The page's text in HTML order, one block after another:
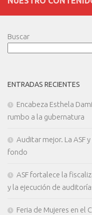
Buscar
ENTRADAS RECIENTES
Encabeza Esthela
rumbo a la gubernatura
Auditar mejor. La ASF
fondo
ASF fortalece la
y la ejecución de
Feria de Mujeres en el